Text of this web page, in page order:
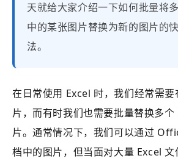
天就给大家介绍一下如何批量将
中的某张图片替换为新的图片的
法。
在日常使用 Excel 时，我们经常需
片，而有时我们也需要批量替换多
片。通常情况下，我们可以通过
档中的图片，但当面对大量 Excel